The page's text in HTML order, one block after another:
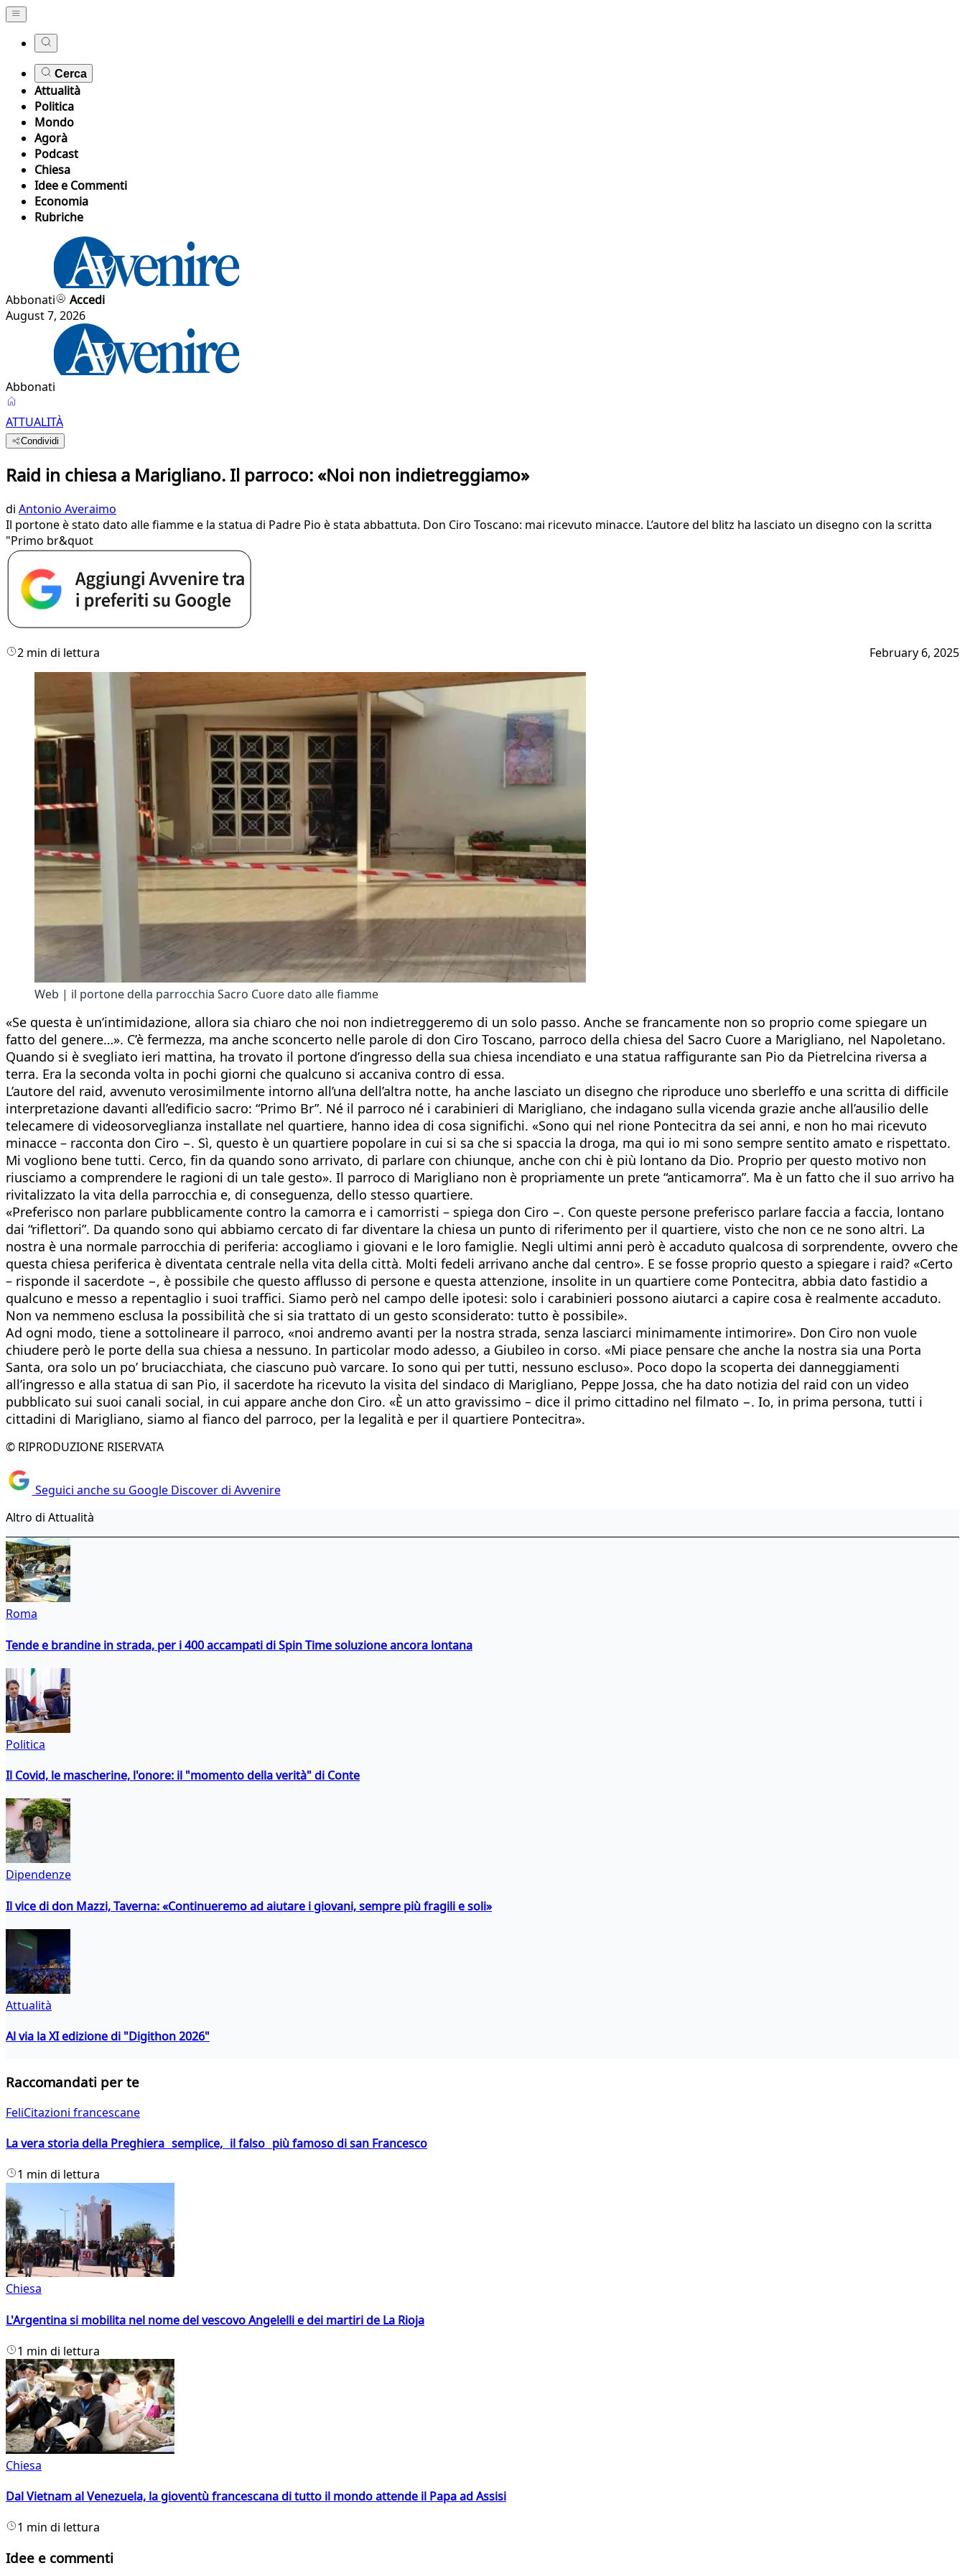
Cerca
Attualità
Politica
Mondo
Agorà
Podcast
Chiesa
Idee e Commenti
Economia
Rubriche
Abbonati
Accedi
August 7, 2026
Abbonati
ATTUALITÀ
Condividi
Raid in chiesa a Marigliano. Il parroco: «Noi non indietreggiamo»
di Antonio Averaimo
Il portone è stato dato alle fiamme e la statua di Padre Pio è stata abbattuta. Don Ciro Toscano: mai ricevuto minacce. L’autore del blitz ha lasciato un disegno con la scritta
"Primo br&quot
2 min di lettura February 6, 2025
Web | il portone della parrocchia Sacro Cuore dato alle fiamme
«Se questa è un’intimidazione, allora sia chiaro che noi non indietreggeremo di un solo passo. Anche se francamente non so proprio come spiegare un
fatto del genere…». C’è fermezza, ma anche sconcerto nelle parole di don Ciro Toscano, parroco della chiesa del Sacro Cuore a Marigliano, nel Napoletano.
Quando si è svegliato ieri mattina, ha trovato il portone d’ingresso della sua chiesa incendiato e una statua raffigurante san Pio da Pietrelcina riversa a
terra. Era la seconda volta in pochi giorni che qualcuno si accaniva contro di essa.
L’autore del raid, avvenuto verosimilmente intorno all’una dell’altra notte, ha anche lasciato un disegno che riproduce uno sberleffo e una scritta di difficile
interpretazione davanti all’edificio sacro: “Primo Br”. Né il parroco né i carabinieri di Marigliano, che indagano sulla vicenda grazie anche all’ausilio delle
telecamere di videosorveglianza installate nel quartiere, hanno idea di cosa significhi. «Sono qui nel rione Pontecitra da sei anni, e non ho mai ricevuto
minacce – racconta don Ciro −. Sì, questo è un quartiere popolare in cui si sa che si spaccia la droga, ma qui io mi sono sempre sentito amato e rispettato.
Mi vogliono bene tutti. Cerco, fin da quando sono arrivato, di parlare con chiunque, anche con chi è più lontano da Dio. Proprio per questo motivo non
riusciamo a comprendere le ragioni di un tale gesto». Il parroco di Marigliano non è propriamente un prete “anticamorra”. Ma è un fatto che il suo arrivo ha
rivitalizzato la vita della parrocchia e, di conseguenza, dello stesso quartiere.
«Preferisco non parlare pubblicamente contro la camorra e i camorristi – spiega don Ciro −. Con queste persone preferisco parlare faccia a faccia, lontano
dai “riflettori”. Da quando sono qui abbiamo cercato di far diventare la chiesa un punto di riferimento per il quartiere, visto che non ce ne sono altri. La
nostra è una normale parrocchia di periferia: accogliamo i giovani e le loro famiglie. Negli ultimi anni però è accaduto qualcosa di sorprendente, ovvero che
questa chiesa periferica è diventata centrale nella vita della città. Molti fedeli arrivano anche dal centro». E se fosse proprio questo a spiegare i raid? «Certo
– risponde il sacerdote −, è possibile che questo afflusso di persone e questa attenzione, insolite in un quartiere come Pontecitra, abbia dato fastidio a
qualcuno e messo a repentaglio i suoi traffici. Siamo però nel campo delle ipotesi: solo i carabinieri possono aiutarci a capire cosa è realmente accaduto.
Non va nemmeno esclusa la possibilità che si sia trattato di un gesto sconsiderato: tutto è possibile».
Ad ogni modo, tiene a sottolineare il parroco, «noi andremo avanti per la nostra strada, senza lasciarci minimamente intimorire». Don Ciro non vuole
chiudere però le porte della sua chiesa a nessuno. In particolar modo adesso, a Giubileo in corso. «Mi piace pensare che anche la nostra sia una Porta
Santa, ora solo un po’ bruciacchiata, che ciascuno può varcare. Io sono qui per tutti, nessuno escluso». Poco dopo la scoperta dei danneggiamenti
all’ingresso e alla statua di san Pio, il sacerdote ha ricevuto la visita del sindaco di Marigliano, Peppe Jossa, che ha dato notizia del raid con un video
pubblicato sui suoi canali social, in cui appare anche don Ciro. «È un atto gravissimo – dice il primo cittadino nel filmato −. Io, in prima persona, tutti i
cittadini di Marigliano, siamo al fianco del parroco, per la legalità e per il quartiere Pontecitra».
© RIPRODUZIONE RISERVATA
Seguici anche su Google Discover di Avvenire
Altro di Attualità
Roma
Tende e brandine in strada, per i 400 accampati di Spin Time soluzione ancora lontana
Politica
Il Covid, le mascherine, l'onore: il "momento della verità" di Conte
Dipendenze
Il vice di don Mazzi, Taverna: «Continueremo ad aiutare i giovani, sempre più fragili e soli»
Attualità
Al via la XI edizione di "Digithon 2026"
Raccomandati per te
FeliCitazioni francescane
La vera storia della Preghiera semplice, il falso più famoso di san Francesco
1 min di lettura
Chiesa
L'Argentina si mobilita nel nome del vescovo Angelelli e dei martiri de La Rioja
1 min di lettura
Chiesa
Dal Vietnam al Venezuela, la gioventù francescana di tutto il mondo attende il Papa ad Assisi
1 min di lettura
Idee e commenti